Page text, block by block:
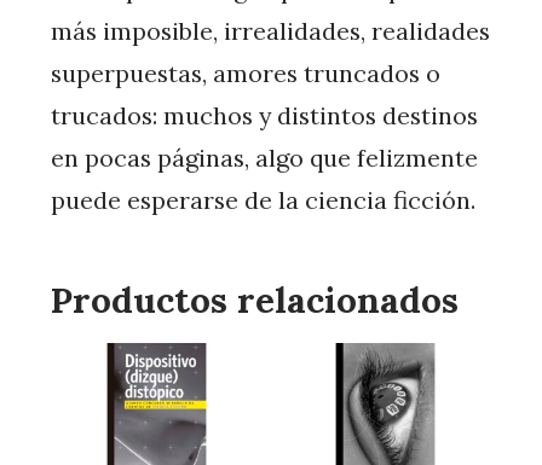
más imposible, irrealidades, realidades
superpuestas, amores truncados o
trucados: muchos y distintos destinos
en pocas páginas, algo que felizmente
puede esperarse de la ciencia ficción.
Productos relacionados